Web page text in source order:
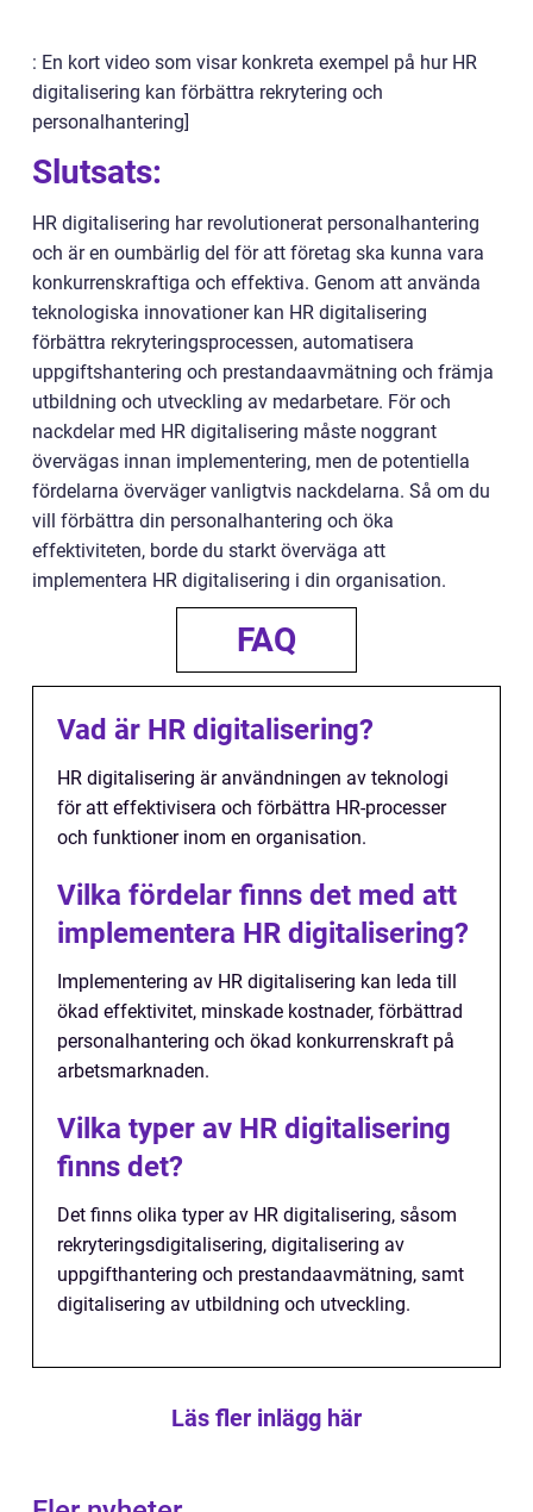
: En kort video som visar konkreta exempel på hur HR
digitalisering kan förbättra rekrytering och
personalhantering]
Slutsats:
HR digitalisering har revolutionerat personalhantering
och är en oumbärlig del för att företag ska kunna vara
konkurrenskraftiga och effektiva. Genom att använda
teknologiska innovationer kan HR digitalisering
förbättra rekryteringsprocessen, automatisera
uppgiftshantering och prestandaavmätning och främja
utbildning och utveckling av medarbetare. För och
nackdelar med HR digitalisering måste noggrant
övervägas innan implementering, men de potentiella
fördelarna överväger vanligtvis nackdelarna. Så om du
vill förbättra din personalhantering och öka
effektiviteten, borde du starkt överväga att
implementera HR digitalisering i din organisation.
FAQ
Vad är HR digitalisering?
HR digitalisering är användningen av teknologi
för att effektivisera och förbättra HR-processer
och funktioner inom en organisation.
Vilka fördelar finns det med att
implementera HR digitalisering?
Implementering av HR digitalisering kan leda till
ökad effektivitet, minskade kostnader, förbättrad
personalhantering och ökad konkurrenskraft på
arbetsmarknaden.
Vilka typer av HR digitalisering
finns det?
Det finns olika typer av HR digitalisering, såsom
rekryteringsdigitalisering, digitalisering av
uppgifthantering och prestandaavmätning, samt
digitalisering av utbildning och utveckling.
Läs fler inlägg här